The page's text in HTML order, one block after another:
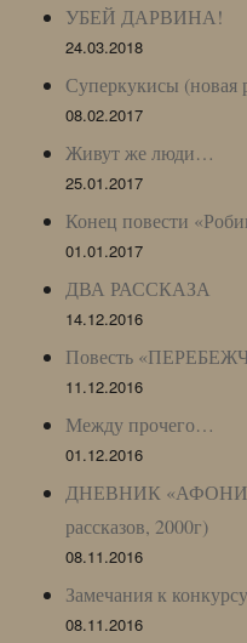
УБЕЙ ДАРВИНА!
24.03.2018
Суперкукисы (новая
08.02.2017
Живут же люди…
25.01.2017
Конец повести
01.01.2017
ДВА РАССКАЗА
14.12.2016
Повесть
11.12.2016
Между прочего…
01.12.2016
ДНЕВНИК «АФОНИ»
рассказов, 2000г)
08.11.2016
Замечания к
08.11.2016